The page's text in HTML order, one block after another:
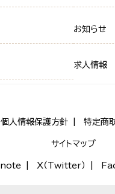
お知らせ
求人情報
個人情報保護方針 特定商
サイトマップ
note X（Twitter）